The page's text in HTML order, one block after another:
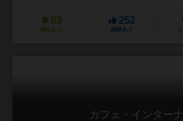
83
興味あり
252
経験あり
カフェ・インター